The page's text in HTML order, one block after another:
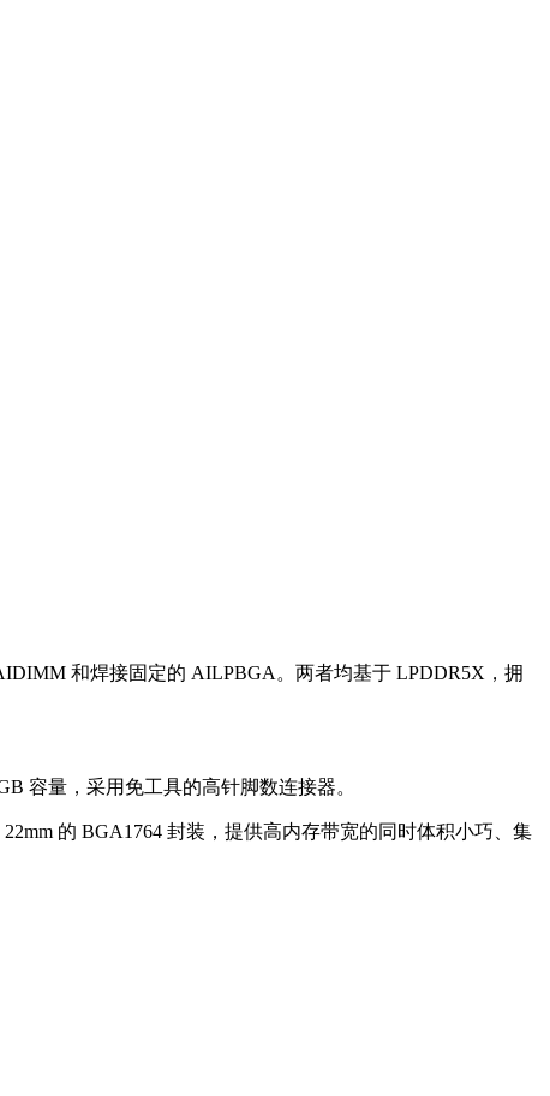
和焊接固定的 AILPBGA。两者均基于 LPDDR5X，拥
容量，采用免工具的高针脚数连接器。
的 BGA1764 封装，提供高内存带宽的同时体积小巧、集